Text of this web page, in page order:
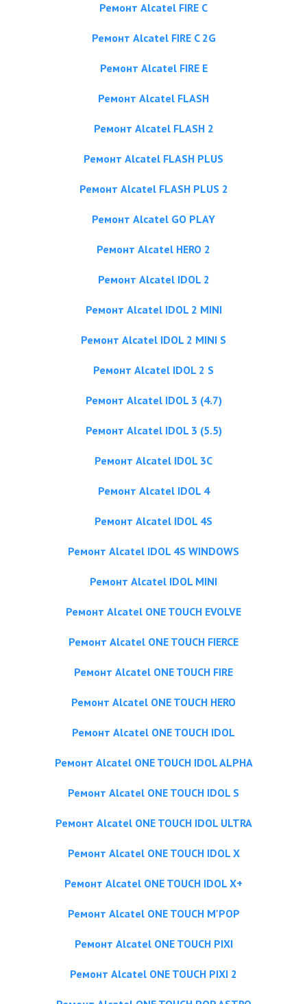
Ремонт Alcatel FIRE C
Ремонт Alcatel FIRE C 2G
Ремонт Alcatel FIRE E
Ремонт Alcatel FLASH
Ремонт Alcatel FLASH 2
Ремонт Alcatel FLASH PLUS
Ремонт Alcatel FLASH PLUS 2
Ремонт Alcatel GO PLAY
Ремонт Alcatel HERO 2
Ремонт Alcatel IDOL 2
Ремонт Alcatel IDOL 2 MINI
Ремонт Alcatel IDOL 2 MINI S
Ремонт Alcatel IDOL 2 S
Ремонт Alcatel IDOL 3 (4.7)
Ремонт Alcatel IDOL 3 (5.5)
Ремонт Alcatel IDOL 3C
Ремонт Alcatel IDOL 4
Ремонт Alcatel IDOL 4S
Ремонт Alcatel IDOL 4S WINDOWS
Ремонт Alcatel IDOL MINI
Ремонт Alcatel ONE TOUCH EVOLVE
Ремонт Alcatel ONE TOUCH FIERCE
Ремонт Alcatel ONE TOUCH FIRE
Ремонт Alcatel ONE TOUCH HERO
Ремонт Alcatel ONE TOUCH IDOL
Ремонт Alcatel ONE TOUCH IDOL ALPHA
Ремонт Alcatel ONE TOUCH IDOL S
Ремонт Alcatel ONE TOUCH IDOL ULTRA
Ремонт Alcatel ONE TOUCH IDOL X
Ремонт Alcatel ONE TOUCH IDOL X+
Ремонт Alcatel ONE TOUCH M'POP
Ремонт Alcatel ONE TOUCH PIXI
Ремонт Alcatel ONE TOUCH PIXI 2